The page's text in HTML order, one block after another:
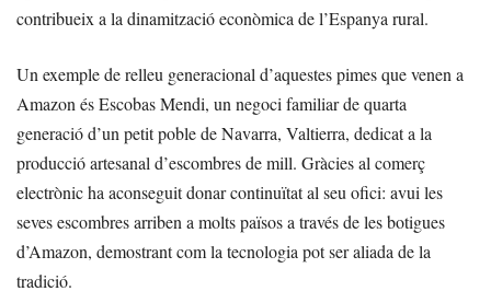
contribueix a la dinamització econòmica de l’Espanya rural.
Un exemple de relleu generacional d’aquestes pimes que venen a
Amazon és Escobas Mendi, un negoci familiar de quarta
generació d’un petit poble de Navarra, Valtierra, dedicat a la
producció artesanal d’escombres de mill. Gràcies al comerç
electrònic ha aconseguit donar continuïtat al seu ofici: avui les
seves escombres arriben a molts països a través de les botigues
d’Amazon, demostrant com la tecnologia pot ser aliada de la
tradició.